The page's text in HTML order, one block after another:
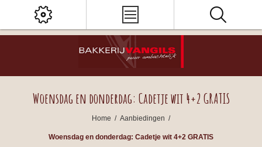
Woensdag en donderdag: Cadetje wit 4+2 GRATIS
Home / Aanbiedingen /
Woensdag en donderdag: Cadetje wit 4+2 GRATIS